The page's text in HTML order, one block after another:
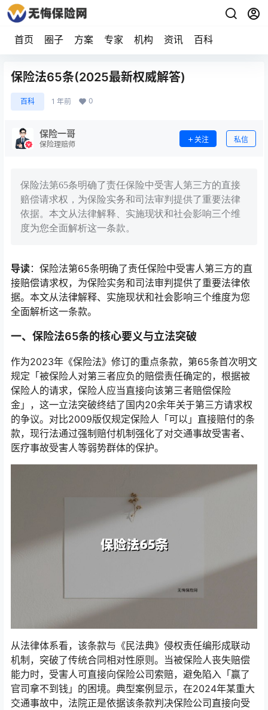
首页 圈子 方案 专家 机构 资讯 百科
保险法65条(2025最新权威解答)
百科 1 年前 0
保险一哥
保险理赔师
关注 私信
保险法第65条明确了责任保险中受害人第三方的直接
赔偿请求权，为保险实务和司法审判提供了重要法律
依据。本文从法律解释、实施现状和社会影响三个维
度为您全面解析这一条款。
导读：保险法第65条明确了责任保险中受害人第三方的直
接赔偿请求权，为保险实务和司法审判提供了重要法律依
据。本文从法律解释、实施现状和社会影响三个维度为您
全面解析这一条款。
一、保险法65条的核心要义与立法突破
作为2023年《保险法》修订的重点条款，第65条首次明文
规定「被保险人对第三者应负的赔偿责任确定的，根据被
保险人的请求，保险人应当直接向该第三者赔偿保险
金」，这一立法突破终结了国内20余年关于第三方请求权
的争议。对比2009版仅规定保险人「可以」直接赔付的条
款，现行法通过强制赔付机制强化了对交通事故受害者、
医疗事故受害人等弱势群体的保护。
从法律体系看，该条款与《民法典》侵权责任编形成联动
机制，突破了传统合同相对性原则。当被保险人丧失赔偿
能力时，受害人可直接向保险公司索赔，避免陷入「赢了
官司拿不到钱」的困境。典型案例显示，在2024年某重大
交通事故中，法院正是依据该条款判决保险公司直接向受